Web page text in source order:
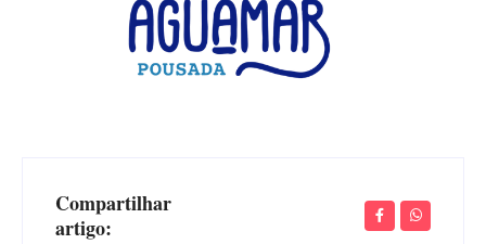
Compartilhar
artigo: